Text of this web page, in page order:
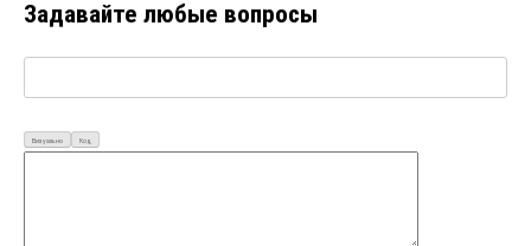
Задавайте любые вопросы
Визуально Код